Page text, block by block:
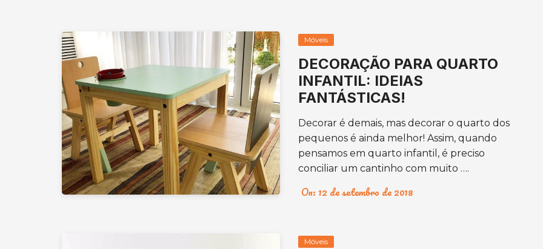
Móveis
DECORAÇÃO PARA QUARTO
INFANTIL: IDEIAS
FANTÁSTICAS!
Decorar é demais, mas decorar o quarto dos
pequenos é ainda melhor! Assim, quando
pensamos em quarto infantil, é preciso
conciliar um cantinho com muito ….
On: 12 de setembro de 2018
Móveis